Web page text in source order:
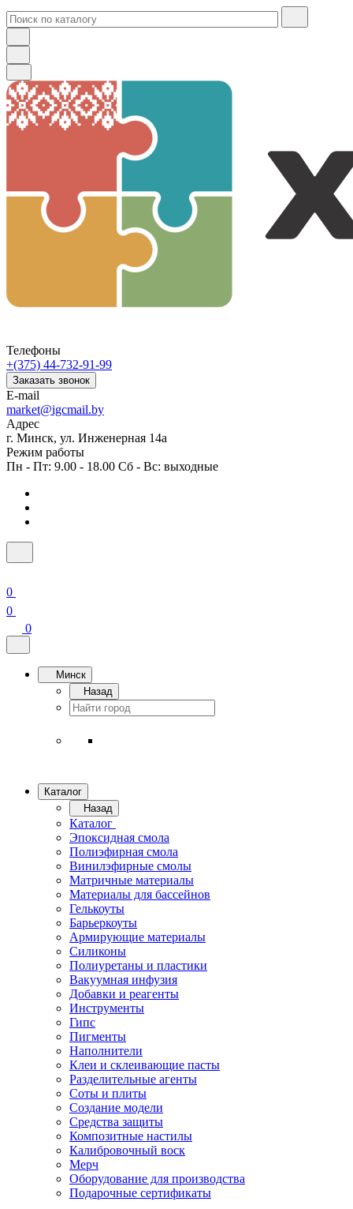
Телефоны
+(375) 44-732-91-99
Заказать звонок
E-mail
market@igcmail.by
Адрес
г. Минск, ул. Инженерная 14а
Режим работы
Пн - Пт: 9.00 - 18.00 Сб - Вс: выходные
0
0
0
Минск
Назад
Каталог
Назад
Каталог
Эпоксидная смола
Полиэфирная смола
Винилэфирные смолы
Матричные материалы
Материалы для бассейнов
Гелькоуты
Барьеркоуты
Армирующие материалы
Силиконы
Полиуретаны и пластики
Вакуумная инфузия
Добавки и реагенты
Инструменты
Гипс
Пигменты
Наполнители
Клеи и склеивающие пасты
Разделительные агенты
Соты и плиты
Создание модели
Средства защиты
Композитные настилы
Калибровочный воск
Мерч
Оборудование для производства
Подарочные сертификаты